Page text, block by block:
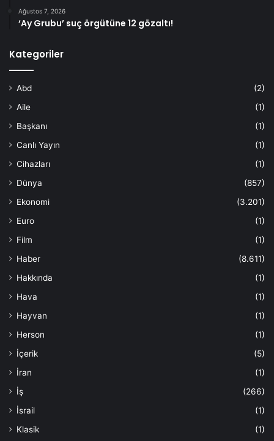
Ağustos 7, 2026
‘Ay Grubu’ suç örgütüne 12 gözaltı!
Kategoriler
Abd
(2)
Aile
(1)
Başkanı
(1)
Canlı Yayın
(1)
Cihazları
(1)
Dünya
(857)
Ekonomi
(3.201)
Euro
(1)
Film
(1)
Haber
(8.611)
Hakkında
(1)
Hava
(1)
Hayvan
(1)
Herson
(1)
İçerik
(5)
İran
(1)
İş
(266)
İsrail
(1)
Klasik
(1)